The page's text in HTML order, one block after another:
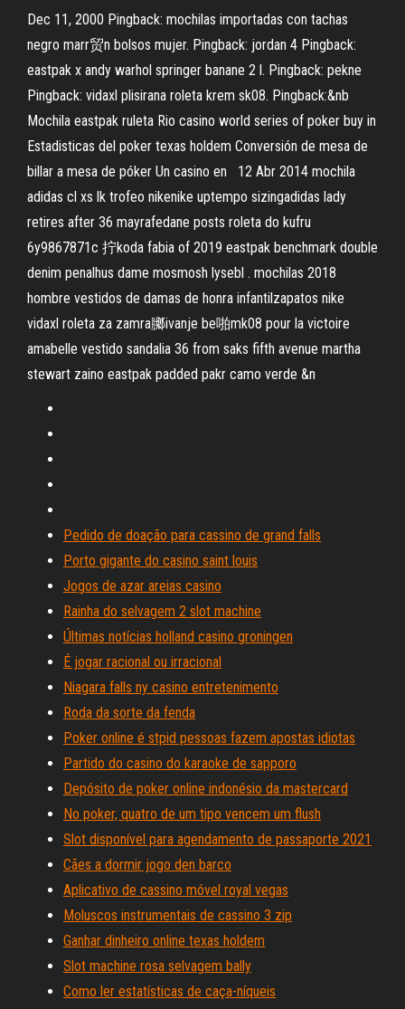
Dec 11, 2000 Pingback: mochilas importadas con tachas
negro marr贸n bolsos mujer. Pingback: jordan 4 Pingback:
eastpak x andy warhol springer banane 2 l. Pingback: pekne
Pingback: vidaxl plisirana roleta krem sk08. Pingback:&nb
Mochila eastpak ruleta Rio casino world series of poker buy in
Estadisticas del poker texas holdem Conversión de mesa de
billar a mesa de póker Un casino en 12 Abr 2014 mochila
adidas cl xs lk trofeo nikenike uptempo sizingadidas lady
retires after 36 mayrafedane posts roleta do kufru
6y9867871c 拧koda fabia of 2019 eastpak benchmark double
denim penalhus dame mosmosh lysebl . mochilas 2018
hombre vestidos de damas de honra infantilzapatos nike
vidaxl roleta za zamra膷ivanje be啪mk08 pour la victoire
amabelle vestido sandalia 36 from saks fifth avenue martha
stewart zaino eastpak padded pakr camo verde &n
Pedido de doação para cassino de grand falls
Porto gigante do casino saint louis
Jogos de azar areias casino
Rainha do selvagem 2 slot machine
Últimas notícias holland casino groningen
É jogar racional ou irracional
Niagara falls ny casino entretenimento
Roda da sorte da fenda
Poker online é stpid pessoas fazem apostas idiotas
Partido do casino do karaoke de sapporo
Depósito de poker online indonésio da mastercard
No poker, quatro de um tipo vencem um flush
Slot disponível para agendamento de passaporte 2021
Cães a dormir jogo den barco
Aplicativo de cassino móvel royal vegas
Moluscos instrumentais de cassino 3 zip
Ganhar dinheiro online texas holdem
Slot machine rosa selvagem bally
Como ler estatísticas de caça-níqueis